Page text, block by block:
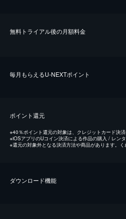
無料トライアル後の⽉額料金
毎⽉もらえるU-NEXTポイント
ポイント還元
※40％ポイント還元の対象は、クレジットカード決
※iOSアプリのUコイン決済による作品の購入 / レン
※還元の対象外となる決済方法や商品があります。く
ダウンロード機能